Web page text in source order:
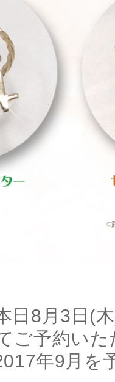
日8月3日(
ご予約い
年9月を